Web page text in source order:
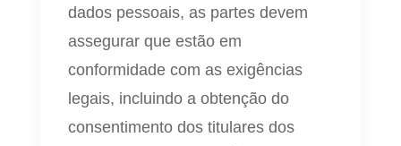
dados pessoais, as partes devem
assegurar que estão em
conformidade com as exigências
legais, incluindo a obtenção do
consentimento dos titulares dos